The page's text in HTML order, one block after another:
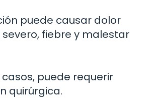
puede causar dolor
fiebre y malestar
casos, puede requerir
quirúrgica.